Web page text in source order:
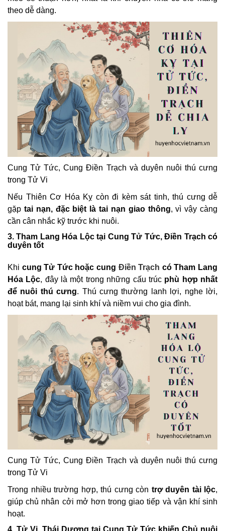
theo dễ dàng.
Cung Tử Tức, Cung Điền Trạch và duyên nuôi thú cưng
trong Tử Vi
Nếu Thiên Cơ Hóa Kỵ còn đi kèm sát tinh, thú cưng dễ
gặp tai nạn, đặc biệt là tai nạn giao thông, vì vậy càng
cần cân nhắc kỹ trước khi nuôi.
3. Tham Lang Hóa Lộc tại Cung Tử Tức, Điền Trạch có
duyên tốt
Khi cung Tử Tức hoặc cung Điền Trạch có Tham Lang
Hóa Lộc, đây là một trong những cấu trúc phù hợp nhất
để nuôi thú cưng. Thú cưng thường lanh lợi, nghe lời,
hoạt bát, mang lại sinh khí và niềm vui cho gia đình.
Cung Tử Tức, Cung Điền Trạch và duyên nuôi thú cưng
trong Tử Vi
Trong nhiều trường hợp, thú cưng còn trợ duyên tài lộc,
giúp chủ nhân cởi mở hơn trong giao tiếp và vận khí sinh
hoạt.